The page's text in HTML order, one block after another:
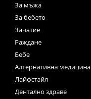
За мъжа
За бебето
Зачатие
Раждане
Бебе
Алтернативна медицина
Лайфстайл
Дентално здраве